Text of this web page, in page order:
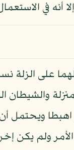
في
على الزلة
والشيطان
ويحتمل
ولم يكن